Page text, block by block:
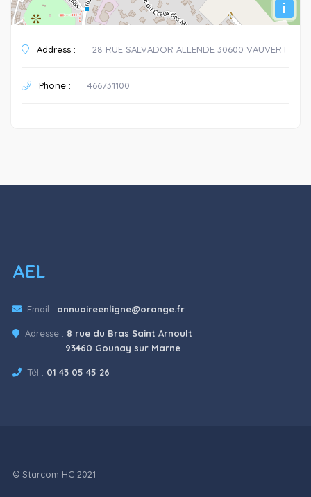
i
Address : 28 RUE SALVADOR ALLENDE 30600 VAUVERT
Phone : 466731100
AEL
Email : annuaireenligne@orange.fr
Adresse : 8 rue du Bras Saint Arnoult
93460 Gounay sur Marne
Tél : 01 43 05 45 26
© Starcom HC 2021